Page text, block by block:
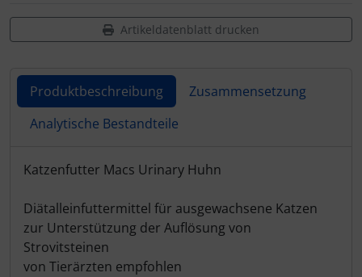
Artikeldatenblatt drucken
Produktbeschreibung
Zusammensetzung
Analytische Bestandteile
Produktbeschreibung
Katzenfutter Macs Urinary Huhn
Diätalleinfuttermittel für ausgewachsene Katzen
zur Unterstützung der Auflösung von
Strovitsteinen
von Tierärzten empfohlen